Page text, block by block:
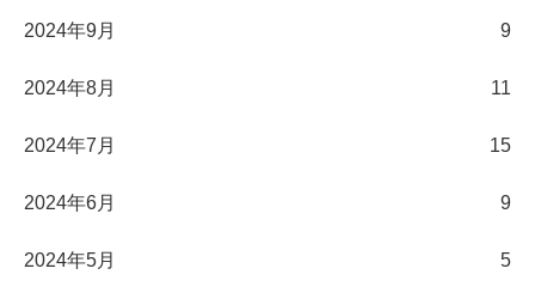
2024年9月 9
2024年8月 11
2024年7月 15
2024年6月 9
2024年5月 5